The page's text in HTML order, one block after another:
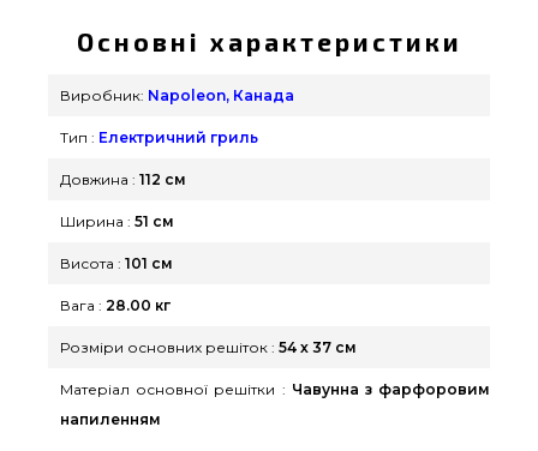
кращого бренду Napoleon, Канада за кращою
вартістю всего 28 980 грн. в онлайн магазині
грилів та мангалів grillpoint.com.ua Погляньте і
Гриль Поінт. Напишіть нашим фахівцям на номер
(044) 334-76-95 и мы запропонуємо Вам клієнтам
Основні характеристики
Виробник: Napoleon, Канада
Тип : Електричний гриль
Довжина : 112 см
Ширина : 51 см
Висота : 101 см
Вага : 28.00 кг
Розміри основних решіток : 54 х 37 см
Матеріал основної решітки : Чавунна з фарфоровим
напиленням